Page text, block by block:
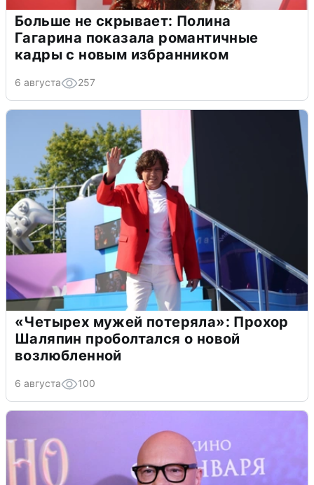
Больше не скрывает: Полина
Гагарина показала романтичные
кадры с новым избранником
6 августа 257
«Четырех мужей потеряла»: Прохор
Шаляпин проболтался о новой
возлюбленной
6 августа 100